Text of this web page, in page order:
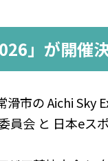
」が開催
市の Aichi Sky
会 と 日本eス